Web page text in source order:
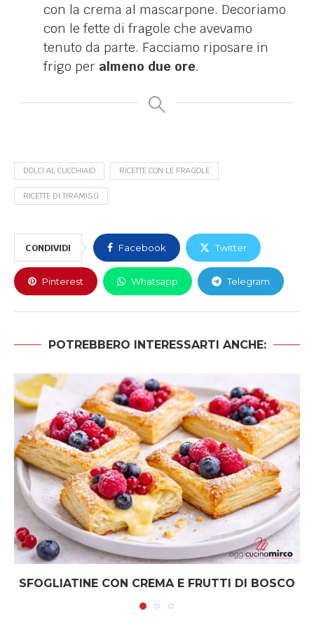
con la crema al mascarpone. Decoriamo
con le fette di fragole che avevamo
tenuto da parte. Facciamo riposare in
frigo per almeno due ore.
DOLCI AL CUCCHIAIO RICETTE CON LE FRAGOLE
RICETTE DI TIRAMISÙ
CONDIVIDI Facebook Twitter
Pinterest Whatsapp Telegram
POTREBBERO INTERESSARTI ANCHE:
SFOGLIATINE CON CREMA E FRUTTI DI BOSCO